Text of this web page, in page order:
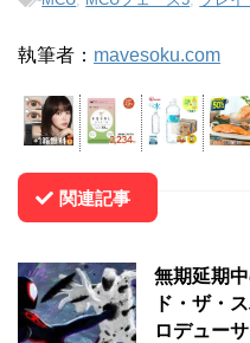
執筆者： mavesoku.com
関連記事
無期延期
ド・ザ・
ロデュー